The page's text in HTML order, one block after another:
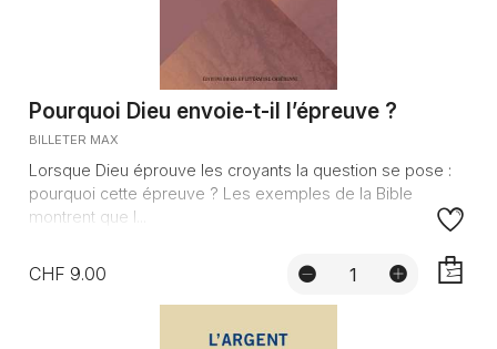
Pourquoi Dieu envoie-t-il l’épreuve ?
BILLETER MAX
Lorsque Dieu éprouve les croyants la question se pose :
pourquoi cette épreuve ? Les exemples de la Bible
montrent que l...
CHF 9.00